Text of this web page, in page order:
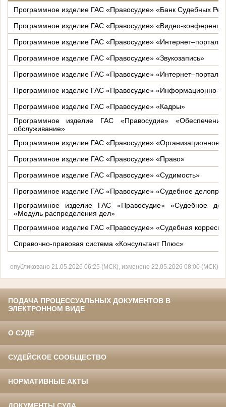
Программное изделие ГАС «Правосудие» «Банк Судебных
Программное изделие ГАС «Правосудие» «Видео-
Программное изделие ГАС «Правосудие» «Интернет–портал»
Программное изделие ГАС «Правосудие» «Звукозапись»
Программное изделие ГАС «Правосудие» «Интернет–портал»
Программное изделие ГАС «Правосудие»
Программное изделие ГАС «Правосудие» «Кадры»
Программное изделие ГАС «Правосудие»
обслуживание»
Программное изделие ГАС «Правосудие» «Организационное
Программное изделие ГАС «Правосудие» «Право»
Программное изделие ГАС «Правосудие» «Судимость»
Программное изделие ГАС «Правосудие» «Судебное
Программное изделие ГАС «Правосудие» «Судебное
«Модуль распределения дел»
Программное изделие ГАС «Правосудие» «Судебная
Справочно-правовая система «Консультант Плюс»
опубликовано 21.05.2026 06:25 (МСК), изменено 22.05.2026 08:00 (МСК)
ПОДАЧА ПРОЦЕССУАЛЬНЫХ ДОКУМЕНТОВ В
ЭЛЕКТРОННОМ ВИДЕ
О СУДЕ
СУДЕЙСКОЕ СООБЩЕСТВО
НОРМАТИВНЫЕ АКТЫ